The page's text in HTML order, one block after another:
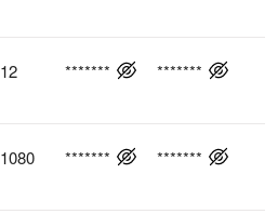
12 ******* *******
1080 ******* *******